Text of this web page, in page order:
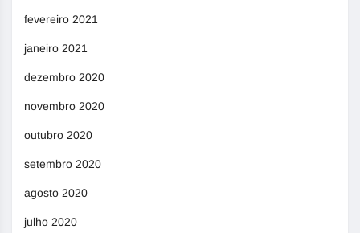
fevereiro 2021
janeiro 2021
dezembro 2020
novembro 2020
outubro 2020
setembro 2020
agosto 2020
julho 2020